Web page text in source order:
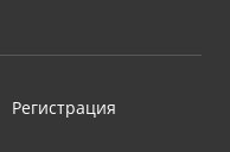
Регистрация